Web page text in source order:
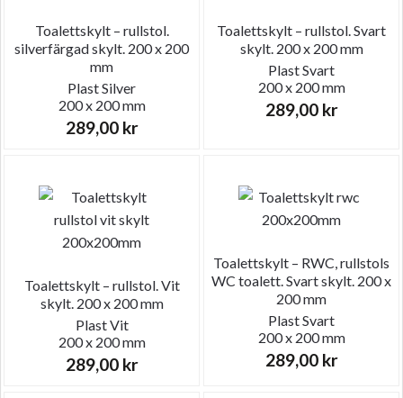
Toalettskylt – rullstol.
silverfärgad skylt. 200 x 200
mm
PlastSilver
200 x 200 mm
289,00 kr
Toalettskylt – rullstol. Svart
skylt. 200 x 200 mm
PlastSvart
200 x 200 mm
289,00 kr
Toalettskylt – rullstol. Vit
skylt. 200 x 200 mm
PlastVit
200 x 200 mm
289,00 kr
Toalettskylt – RWC, rullstols
WC toalett. Svart skylt. 200 x
200 mm
PlastSvart
200 x 200 mm
289,00 kr